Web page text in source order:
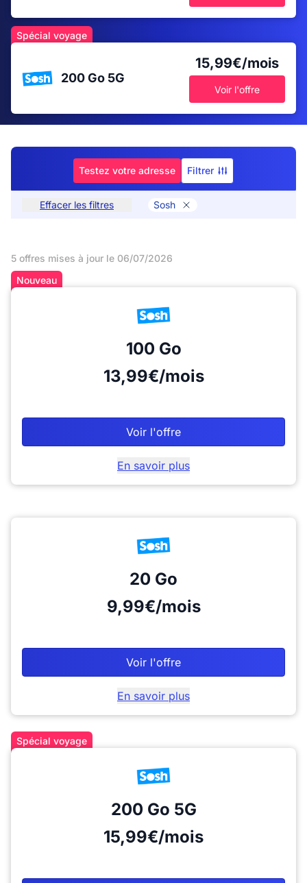
Spécial voyage
200 Go 5G
15,99€/mois
Voir l'offre
Testez votre adresse Filtrer
Effacer les filtres Sosh
5 offres mises à jour le 06/07/2026
Nouveau
100 Go
13,99€/mois
Voir l'offre
En savoir plus
20 Go
9,99€/mois
Voir l'offre
En savoir plus
Spécial voyage
200 Go 5G
15,99€/mois